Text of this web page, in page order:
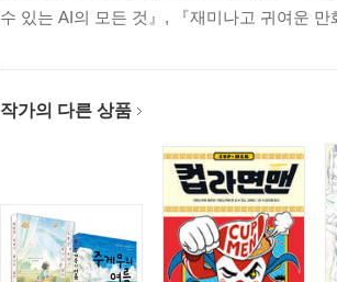
수 있는 AI의 모든 것』, 『재미나고 귀여운
작가의 다른 상품